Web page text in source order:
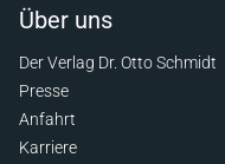
Über uns
Der Verlag Dr. Otto Schmidt
Presse
Anfahrt
Karriere